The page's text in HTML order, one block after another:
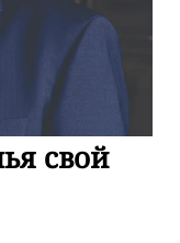
свой